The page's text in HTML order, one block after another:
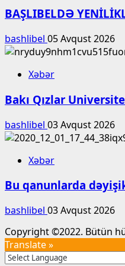
BAŞLIBELDƏ
bashlibel 05 Avqust 2026
Xəbər
Bakı Qızlar
bashlibel 03 Avqust 2026
Xəbər
Bu qanunlarda
bashlibel 03 Avqust 2026
Copyright ©2022. Bütün
Translate »